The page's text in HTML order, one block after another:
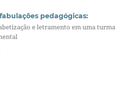
pedagógicas:
e letramento em uma turma